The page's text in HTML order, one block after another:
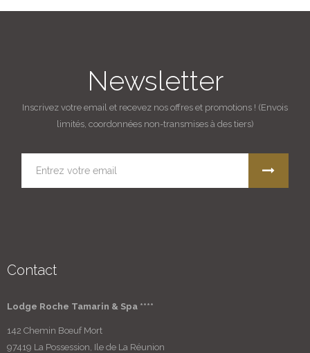
Newsletter
Inscrivez votre email et recevez nos offres et promotions ! (Envois
limités, coordonnées non-transmises à des tiers)
Contact
Lodge Roche Tamarin & Spa ****
142 Chemin Bœuf Mort
97419 La Possession, Ile de La Réunion